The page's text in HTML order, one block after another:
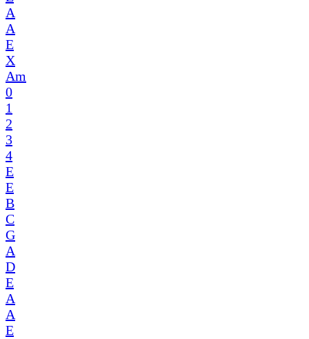
A
A
E
X
Am
0
1
2
3
4
E
E
B
C
G
A
D
E
A
A
E